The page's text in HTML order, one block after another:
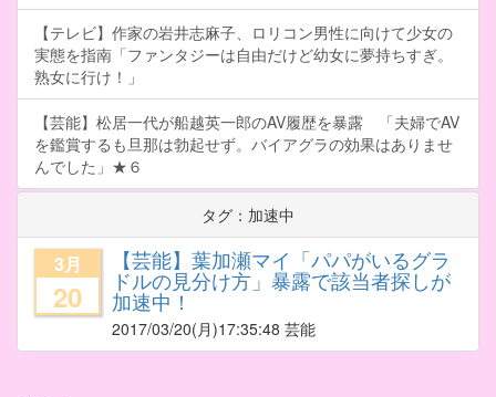
【テレビ】作家の岩井志麻子、ロリコン男性に向けて少女の
実態を指南「ファンタジーは自由だけど幼女に夢持ちすぎ。
熟女に行け！」
【芸能】松居一代が船越英一郎のAV履歴を暴露 「夫婦でAV
を鑑賞するも旦那は勃起せず。バイアグラの効果はありませ
んでした」★６
タグ：加速中
3月
20
【芸能】葉加瀬マイ「パパがいるグラ
ドルの見分け方」暴露で該当者探しが
加速中！
2017/03/20(月)17:35:48 芸能